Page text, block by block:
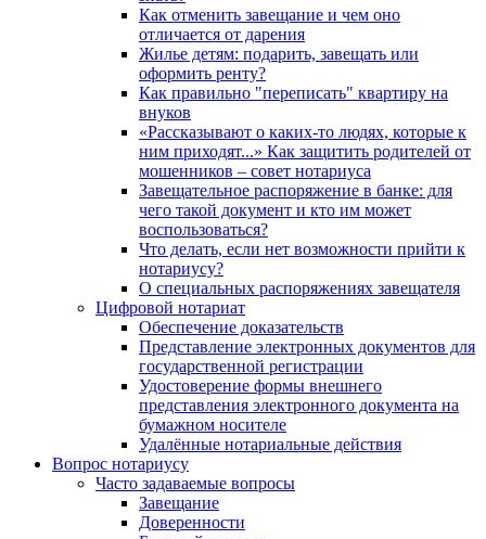
Как отменить завещание и чем оно
отличается от дарения
Жилье детям: подарить, завещать или
оформить ренту?
Как правильно "переписать" квартиру на
внуков
«Рассказывают о каких-то людях, которые к
ним приходят...» Как защитить родителей от
мошенников – совет нотариуса
Завещательное распоряжение в банке: для
чего такой документ и кто им может
воспользоваться?
Что делать, если нет возможности прийти к
нотариусу?
О специальных распоряжениях завещателя
Цифровой нотариат
Обеспечение доказательств
Представление электронных документов для
государственной регистрации
Удостоверение формы внешнего
представления электронного документа на
бумажном носителе
Удалённые нотариальные действия
Вопрос нотариусу
Часто задаваемые вопросы
Завещание
Доверенности